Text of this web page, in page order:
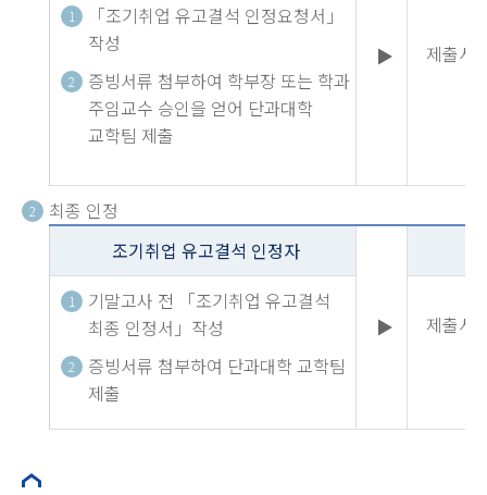
▶
1
「조기취업 유고결석 인정요청서」
작성
2
증빙서류 첨부하여 학부장 또는 학과
주임교수 승인을 얻어 단과대학
교학팀 제출
제출서
2
최종 인정
조기취업 유고결석 인정자
▶
1
기말고사 전 「조기취업 유고결석
최종 인정서」작성
2
증빙서류 첨부하여 단과대학 교학팀
제출
제출서